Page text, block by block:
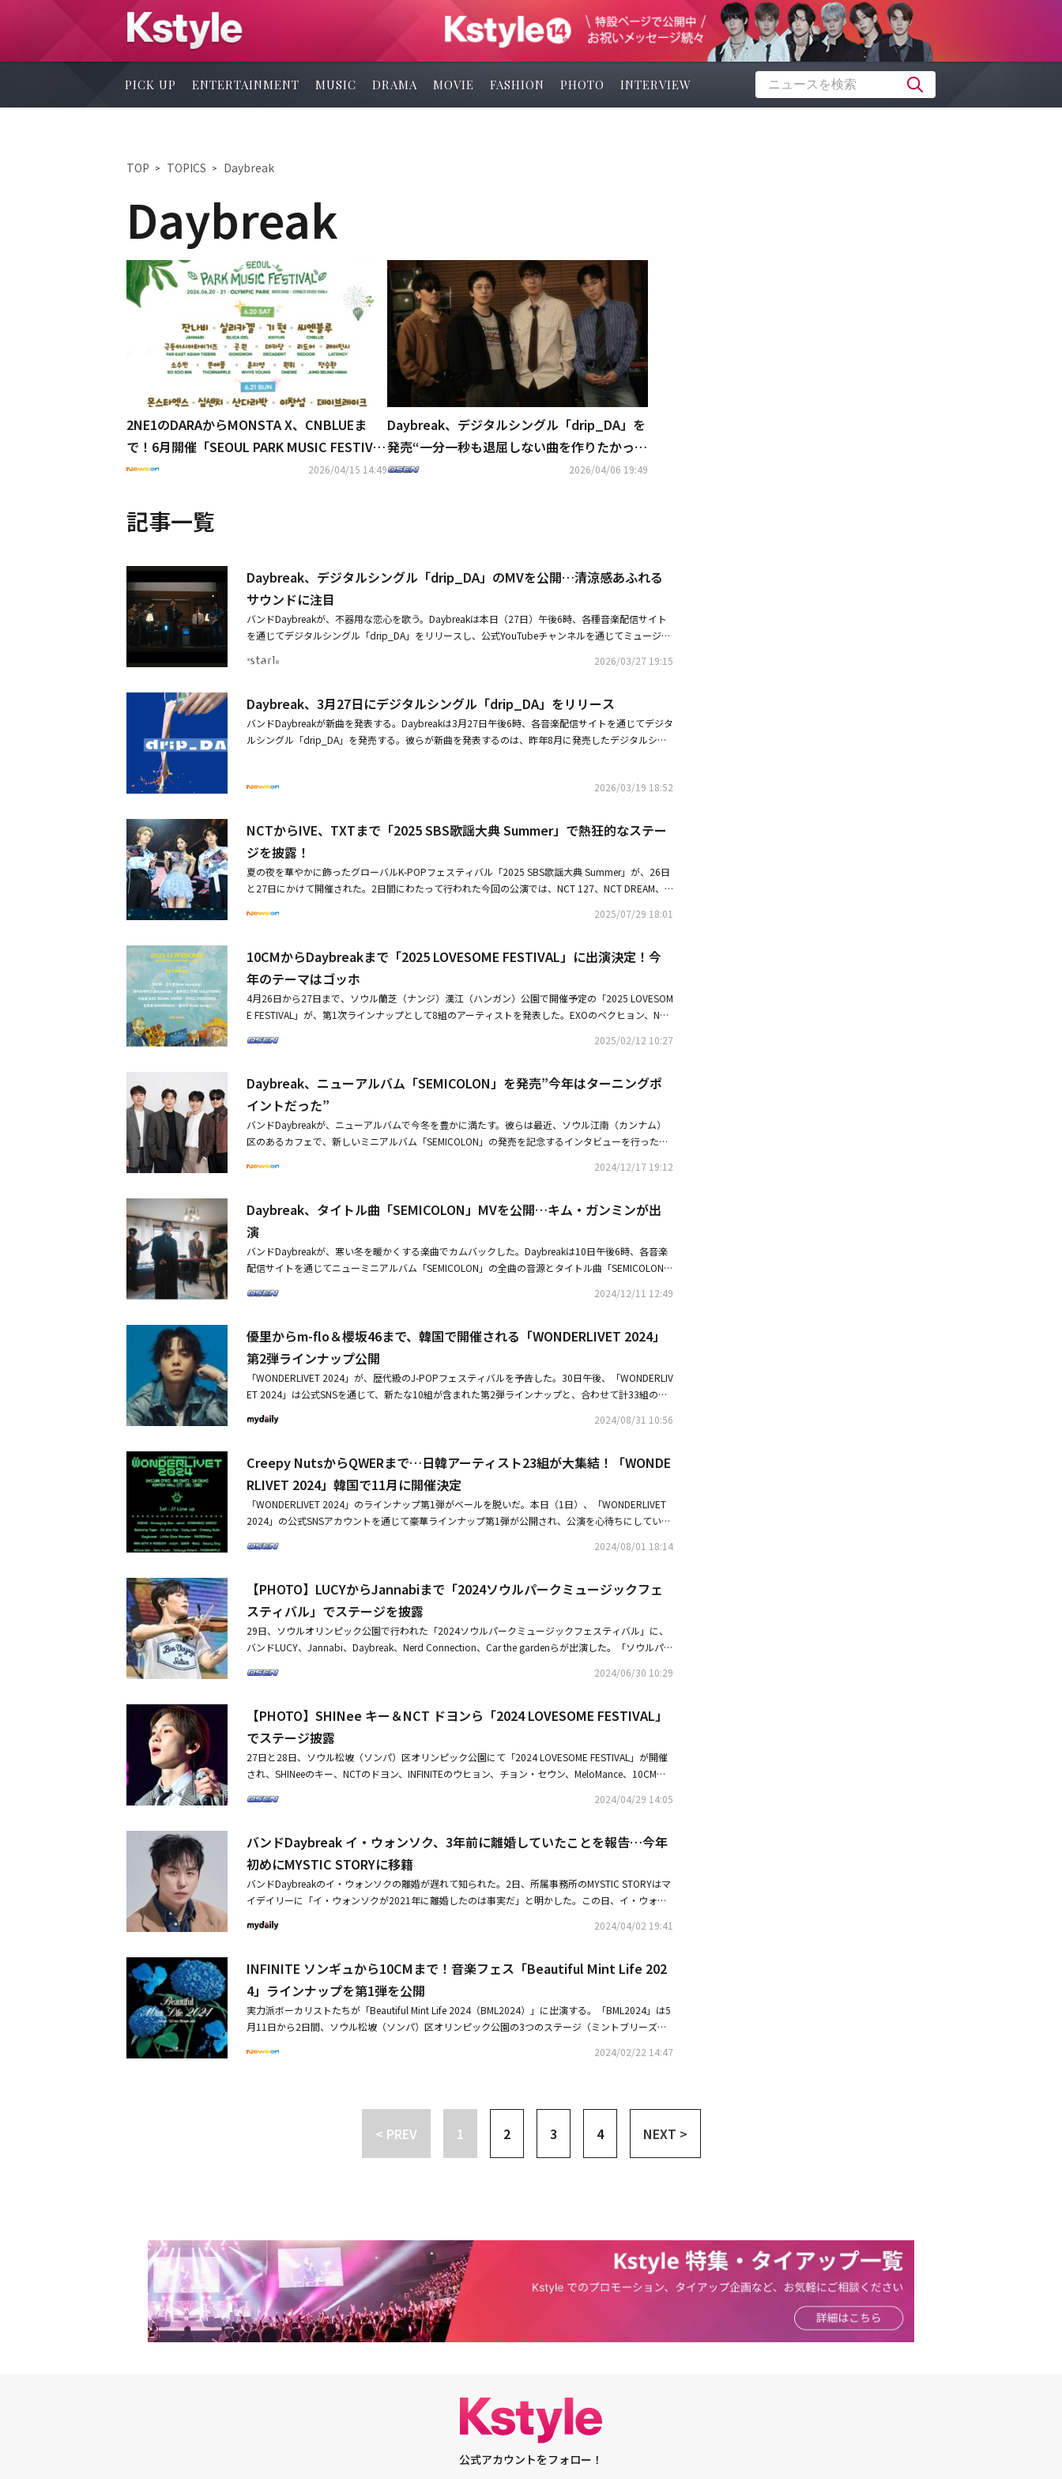
PICK UP ENTERTAINMENT MUSIC DRAMA MOVIE FASHION PHOTO INTERVIEW
TOP TOPICS Daybreak
Daybreak
2NE1のDARAからMONSTA X、CNBLUEま
で！6月開催「SEOUL PARK MUSIC FESTIVA
L」豪華ラインナップ公開
2026/04/15 14:49
Daybreak、デジタルシングル「drip_DA」を
発売“一分一秒も退屈しない曲を作りたかっ
た”
2026/04/06 19:49
記事一覧
Daybreak、デジタルシングル「drip_DA」のMVを公開…清涼感あふれる
サウンドに注目
バンドDaybreakが、不器用な恋心を歌う。Daybreakは本日（27日）午後6時、各種音楽配信サイト
を通じてデジタルシングル「drip_DA」をリリースし、公式YouTubeチャンネルを通じてミュージッ
たタイトルで、ミームとしてよく使われる「ドゥリプ（冗談）」のニュアンスも含んでいる。好きな
まう語り手の姿を、ウィットに富んだ表現で描いているのが特徴だ。特に今回の新曲は、ボーカルの
イ・ウォンソクが作詞、作曲を手がけ、Daybreakならではの音楽的カラーを鮮明に打ち出した一曲
となっている。トロピカルハウス特有の爽やかなリズム感と、ファンキーなロックエネルギーが調和
による躍動感あふれる演奏が調和し、新曲「drip_DA」の魅力をいっそう引き立てている。Daybrea
2026/03/27 19:15
Daybreak、3月27日にデジタルシングル「drip_DA」をリリース
バンドDaybreakが新曲を発表する。Daybreakは3月27日午後6時、各音楽配信サイトを通じてデジタ
ルシングル「drip_DA」を発売する。彼らが新曲を発表するのは、昨年8月に発売したデジタルシン
ーン映像には、レトロな雰囲気のTV画面の上にリズミカルなベース演奏が流れ、Daybreakならでは
への期待を高めた。様々な色の液体がカップから注がれる様子を収めたアートワークも注目を集めて
いる中、ベーシストのキム・ソニルが直接作業に参加し、ユニークなデザインを誕生させて感嘆を誘
った。Daybreakは今回のシングルを通じて、一層進化したバンドサウンドを聴かせることを予告
し、期待を高めている。シングル発売を予告したDaybreakは20日、ソウル龍山（ヨンサン）区の現
代カード・アンダーステージで小劇場ライブ「ONE NIGHT LIVE：ONL Vol.1」を開催する。これは平
ング形式で構成され、観客とより近くで交流する予定だ。 Digital Single &#39;drip_DA&#39;COMIN
aybreak) (@Band_Daybreak) March 18, 2026
2026/03/19 18:52
NCTからIVE、TXTまで「2025 SBS歌謡大典 Summer」で熱狂的なステー
ジを披露！
夏の夜を華やかに飾ったグローバルK-POPフェスティバル「2025 SBS歌謡大典 Summer」が、26日
と27日にかけて開催された。2日間にわたって行われた今回の公演では、NCT 127、NCT DREAM、i-
YMONSTER、MEOVV、izna、Hearts2Hearts、KiiiKiii、ALLDAY PROJECT、ポール・キムとJannabi
「Genie」のカバーステージで幕を開けた。ALLDAY PROJECTは「FAMOUS」を披露し、圧倒的なス
テージ支配力を見せた。NCT WISHは「Listen to my word」「poppop」など爽やかなパフォーマン
スで涼しい夏の夜を完成させ、Jannabiは「FLASH」で独特の叙情的なメロディーとステージを披露
し、観客に深い余韻を残した。続いて、IVEが「REBEL HEART」でエネルギーあふれるステージを披
露し、サプライズで新曲のサプライズスポイラー（ネタバレ）を公開し、ファンの熱い歓声を引き出
した。NCT 127は「Gas」「2 Baddies」などパワフルなパフォーマンスで華やかなフィナーレを飾
ェイクが「WaterMelOn Sugar」、TOMORROW X TOGETHERのボムギュが「Panic」、i-dleのウギが
「Don't Start Now」でそれぞれ個性あふれる魅惑的なステージを披露し、観客に新しい楽しさを届
けた。続いて、BABYMONSTERは「HOT SAUCE」で強烈な存在感を示し、TOMORROW X TOGETHE
Rは「Beautiful Strangers」で夢幻的な雰囲気を醸し出した。NCTのマークは「1999」のステージで
ンスを披露し、観客の爆発的な反応を引き出した。最後にステージに上がったNCT DREAMは「BTT
SBS歌謡大典 Summer」は、K-POPを超え、あらゆる音楽ジャンルを網羅するフェスティバル型ステ
ージ「UNIPOP」まで同時に開催され、豊かな公演と体験コンテンツで好評を得た。本公演とは別に
行われたフェスティバル型ステージ「UNIPOP」では、バンドTOUCHEDが未公開曲「Ruby」を特別
に公開して注目を集めた。Nerd Connectionは「Good Night Good Dream」「Just 4 Shots」で雰囲
気を盛り上げた。Daybreakは「Love Actually」「Good」のステージで観客から大反響を得て、CHE
RRYFILTERは「sweet little kitty」に加え、INFINITEのウヒョン、Dragon Pony、YdBBがコラボした
「Flying Duck」のスペシャルステージでフェスティバルをさらに意味深いものにした。また、OST S
ョジョン、ポールブランコ（Paul Blanco）は、SBSを代表するドラマの名曲を再解釈した感性あふ
れるステージを披露し、観客を魅了した。熱い雰囲気の中で成功裏に幕を閉じた「2025 SBS歌謡大
典 Summer」は、8月9日夜11時10分よりSBSで放送される予定だ。
2025/07/29 18:01
10CMからDaybreakまで「2025 LOVESOME FESTIVAL」に出演決定！今
年のテーマはゴッホ
4月26日から27日まで、ソウル蘭芝（ナンジ）漢江（ハンガン）公園で開催予定の「2025 LOVESOM
E FESTIVAL」が、第1次ラインナップとして8組のアーティストを発表した。EXOのベクヒョン、NCT
アーティストにも出演のオファーをし、観客から好評を得てきた「LOVESOME FESTIVAL」は、今回
遠の青春を歌うシンガーソングライター10CMを筆頭に、温かい歌詞と響きのある歌声で大衆を魅了
し、JTBC「シングアゲイン3」で優勝を果たしたホン・イサク、デビューと同時に「第20回韓国大
衆音楽賞」で、今年の新人部門と最優秀モダンロック歌謡部門にノミネートされ話題を呼んだHANR
OROと、力強い声で今日を歌う歌手キム・スヨンが観客を迎える予定だ。また、27日には感性豊か
なシンガーソングライター中心の初日のラインナップとスマートな対比を見せるバンド中心のライン
ナップが公開された。JTBC「シングアゲイン」の初代優勝者で、昨年10月にアルバム「逆性」でリ
クを超えて、エレクトロニック、ポップなど多様なジャンルの融合でフューチャーポップを先導して
いるバンドTHE SOLUTIONSがフェスティバル最終日に、活気あふれる観客との出会いを予定してい
る。主催のINNEXTTRENDは「今年は両日のラインナップの雰囲気を対照的に企画することで、観客
に多様な音楽の楽しみを提供したい」とし、音楽の多様性に加えて「今年の図書」であり、今回の行
ことで、楽しさと感動を同時に感じられる完璧なフェスティバルを企画していると明かした。「LOV
ンセプトで、2019年から毎年春に開催されている。今年は韓国人が最も愛する画家ヴァン・ゴッホ
の人生を描いた「ヴァン・ゴッホ、永遠の手紙」が、「今年の図書」に選定され、一つのテーマとな
っている。「2025 LOVESOME FESTIVAL」の公式チケットは2月17日からチケットサイトYES24とIN
TERPARK、NAVER予約を通じて購入可能で、主要日程をはじめとする様々な情報は公式SNSで確認
することができる。
2025/02/12 10:27
Daybreak、ニューアルバム「SEMICOLON」を発売”今年はターニングポ
イントだった”
バンドDaybreakが、ニューアルバムで今冬を豊かに満たす。彼らは最近、ソウル江南（カンナム）
区のあるカフェで、新しいミニアルバム「SEMICOLON」の発売を記念するインタビューを行った。
込まれた。同名のトラック「SEMICOLON」と「Old＆Wise」がダブルタイトルに選ばれ、「Rhyth
クしていますし、緊張もしています。新曲の発売は本当に久しぶりです。楽しく聴いて頂きたいで
す」とカムバックの感想を語った。今回のアルバムにはイ・ウォンソクが全曲の作詞に、メンバー全
員が曲の制作に参加し、彼らならではの率直な音楽をが完成した。新曲についてイ・ウォンソクは
「久しぶりに発売するアルバムであるだけに、EPアルバムですが、フルアルバムに劣らず僕たちが
伝えたい話をぎっしりと盛り込みました。Daybreakの昨日と今日、明日をすべて味わえる歌です。
『SEMICOLON』というタイトルを提案された時、ピリオドやコンマなど様々な含みを持たせること
かもしれませんが、僕の感情は整理されていない時に訪れる後悔や未練を表現しました。『Old＆Wi
se』は、今僕たちが置かれている現実の中で、これからこのように生きたいという話を込めた楽曲で
す。10代の初々しく、熱かった瞬間を満喫している人々には共感できない話かもしれませんが、現
実に押されて多くのことが削られている人なら共感できる楽曲だと思います」と伝えた。続けて
した。『Rhythm,この夜は』は、Daybreakの現在の姿を込めた楽曲で、『Forever』はファンに伝え
たファンソングです」とつけ加えた。4曲のうち、なんと2曲をタイトル曲に選定した彼ら。タイト
ル曲に集中するより、グループが伝えたいメッセージを優先にして決めたことだという。イ・ウォン
ソクは「音楽作業の終盤にダブルタイトルに決まりました。作業を始めた時にデモが完成して、絶対
に『SEMICOLON』がタイトル曲だと思いましたが、歌詞がついてレコーディングが終盤に差し掛か
った時、『Old＆Wise』も多くの方に共感して頂ける話だと思いました。そのためダブルタイトルに
しました」と答えた。「SEMICOLON」はポップロックジャンルのタイトル曲で、Daybreakの代表曲
とはコントラストをなすユニークな雰囲気の楽曲だ。アルバムに盛り込まれた彼らの過去、現在、未
で多くの方がDaybreakの楽曲と言えば、明るく軽快でポジティブな楽曲を思い浮かべるじゃないで
すか。そうでない曲もこなせるという表現の拡張性から、現在と未来だと思います」と伝えた。メン
バーたちが「SEMICOLON」に対してタイトル曲だと確信した理由は何だったのだろうか。キム・ジ
ャンウォンは「色々な楽曲がタイトル曲の候補になりましたが、『SEMICOLON』が圧倒的な支持を
受けました。メンバーたちが皆、この機会にマイナーな楽曲を試みたいと考えました」と答えた。キ
ム・ソニルも「季節感も重要でした。悲しい楽曲なのですが、平凡なバラード曲のリズムを持ってい
「Bumper Car」の次の話で、再びn番目の青春を歌う。曲の雰囲気は異なるが、2曲の中で「傷だら
け」という話者が繋がる。イ・ウォンソクは「僕たちが生きていく中で嬉しいことも多いのですが、
傷はなかなか消えません。そのような状況で前に進むことが重要だというメッセージを盛り込んだの
が『Bumper Car』です。そのように進んでいるうちに、ずっと僕の姿が消されたり、諦めなければ
られているのか混乱する瞬間が来ました。結局『一番守らなければならないことは何か？』について
ほど後には『Old＆Wise』の次の話ができると思います」と語った。この時期に「Bumper Car」の
後ろを一度振り返ってみたら『こうだったんだ』『今僕たちはこうやって生きているんだ』という風
に見ることができました。今年がDaybreakのターニングポイントになる時期でした。そのため、今
話せる内容だと思いました」と答えた。彼らは今回のアルバムをきっかけに、より多くの新曲でファ
ンに会いたいと希望を語った。イ・ウォンソクは「新曲をたくさん発売したいです。これまで積んで
ってくる時もありますが、来年は疲れず、頻繁にご挨拶したいと思います」と強調した。
2024/12/17 19:12
Daybreak、タイトル曲「SEMICOLON」MVを公開…キム・ガンミンが出
演
バンドDaybreakが、寒い冬を暖かくする楽曲でカムバックした。Daybreakは10日午後6時、各音楽
配信サイトを通じてニューミニアルバム「SEMICOLON」の全曲の音源とタイトル曲「SEMICOLON」
ーボードのキム・ジャンウォン、ギターのチョン・ユジョンの4人で構成されたバンドで、2007年の
発表して愛されている。久しぶりにニューアルバムで帰ってきたDaybreakは、韓国の歌謡界を席巻
しているバンドブームに乗って、リスナーたちを魅了する予定だ。Daybreakの今回のニューアルバ
ム「SEMICOLON」は、17年間のピリオドとコンマを込めたアルバムで、それぞれのフォントで書か
れた文章のように、様々な方法で吐き出すように表現したDaybreakの記号が多くのリスナーに届
き、深く浸透してほしいという意味を込めた。ダブルタイトル曲である「SEMICOLON」と「Old ＆
Wise」をはじめ、「Rhythm,この夜は」「Forever」まで全4曲が収録されており、イ・ウォンソクが
構成されたポップロックジャンルだ。淡々と続くボーカルと切ないストリングス、リズミカルで密度
の高い鍵盤とベースラインが様々な感情の波を描いている。「終わったわけでも 休むわけでも 何で
もない関係 / 僕はまた馬鹿みたいに みすぼらしくそこにいるみたい / あまりにも簡単に吐いてしま
った終わりという言葉 / 僕にはあまりにも早く付け加えられた悲劇になってしまった結末」など、ピ
現した。同時に公開されたミュージックビデオには、同じ所属事務所の俳優キム・ガンミンが出演
ディーと歌詞の曲で愛されてきたDaybreakは、今回のニューアルバムを通じて今までに見たことの
ない異色の魅力をアピールする予定だ。
2024/12/11 12:49
優里からm-flo＆櫻坂46まで、韓国で開催される「WONDERLIVET 2024」
第2弾ラインナップ公開
「WONDERLIVET 2024」が、歴代級のJ-POPフェスティバルを予告した。30日午後、「WONDERLIV
ET 2024」は公式SNSを通じて、新たな10組が含まれた第2弾ラインナップと、合わせて計33組の出
シンガーソングライター優里を筆頭に、3人組ロックバンドsumika、オルタナティブヒップホップグ
4月に弘大（ホンデ）の路上ライブで話題を集めた冨岡愛の計7組が名を連ねた。それだけでなく、
新譜発売やワールドツアー開催など大活躍中のバンドLUCY、MBC「覆面歌王」で9連勝を果たした
ユンミンがボーカルとして活動しているバンドTOUCHED、Z世代を代表するミュージシャン、ハ
ン・ロロなど、韓国を代表するトップアーティスト3組も出演を確定し、注目を集めた。フェスティ
バルの幕を開ける11月8日のラインナップにはハン・ロロ、iri、Leina、Saucy Dog、sumika、THOR
NAPPLE、TOUCHED、UNISON SQUARE GARDENが出演する。2日目の11月9日には、AKB48、新し
の11月10日には、優里、yama、キタニタツヤ、櫻坂46、QWER、Daybreak、LUCY、冨岡愛、asm
i、Cody・Lee（李）、MAISONdes、れをる、Tani Yuukiなど、豪華アーティストがフェスティバルの
フィナーレを飾る。「WONDERLIVET 2024」は、10月初めに最終ラインナップの公開も予告してお
り、チケット争奪戦はさらに熱くなる見通しだ。同イベントは11月8日から10日までの3日間、京畿
らQWERまで日韓アーティスト23組が大集結！「WONDERLIVET 2024」韓国で11月に開催決定
2024/08/31 10:56
Creepy NutsからQWERまで…日韓アーティスト23組が大集結！「WONDE
RLIVET 2024」韓国で11月に開催決定
「WONDERLIVET 2024」のラインナップ第1弾がベールを脱いだ。本日（1日）、「WONDERLIVET
2024」の公式SNSアカウントを通じて豪華ラインナップ第1弾が公開され、公演を心待ちにしている
ン）市のKINTEX7、8、9Bホールで開かれる「WONDERLIVET 2024」は、J-POP ＆ Iconic Artistをベ
会社WANDERLOCKが共同で主催する。出演者第1弾として発表されたのは、日本の大注目のシンガ
ーソングライターmiletを筆頭に、トレンディなボーカリストyama、AKB48、asmi、新しい学校のリ
ーダーズ、Cö shu Nie、Cody・Lee(李)、Creepy Nuts、Little Glee Monster、MAISONdes、MAN WITH
A MISSION、れをる、Saucy Dog、Tani Yuuki、キタニタツヤ、UNISON SQUARE GARDEN、水曜日の
カンパネラ、韓国国内外でJ-POPブームを牽引している日本のミュージシャン17組が、「WONDERL
IVET 2024」のステージに立つ。それだけでなく、韓国のインディーズシーンで人気を博しているSili
る。ラインナップ第1弾の公開と共に、「WONDERLIVET 2024」に対するグローバル音楽ファンの関
心もヒートアップしている中、先月30日にラインナップが公開されていない状態で始まったブライ
ンドチケットが約5分で高速完売を記録し、本公演に対する爆発的な関心を証明した。「WONDERLI
VET 2024」の一般販売は8日の午後12時より、TICKET LINKとMelOn Ticketを通じてオープンする。
れる予定だ。・AKB48、日本で初開催の「ENA K POP UP CHART SHOW」に出演！昼公演の追加も
2024/08/01 18:14
【PHOTO】LUCYからJannabiまで「2024ソウルパークミュージックフェ
スティバル」でステージを披露
29日、ソウルオリンピック公園で行われた「2024ソウルパークミュージックフェスティバル」に、
バンドLUCY、Jannabi、Daybreak、Nerd Connection、Car the gardenらが出演した。「ソウルパー
恋人、家族、友人と一緒に癒やされながら楽しめるフェスティバル。様々なジャンルの豊富なライン
る。・LUCY、1st LP「Chapter Of Youth」を本日リリース！感性溢れる代表曲を収録・LUCY、初の
来日公演が成功裏に終了「想像していた通りの表情が見れて本当に幸せだった」
2024/06/30 10:29
【PHOTO】SHINee キー＆NCT ドヨンら「2024 LOVESOME FESTIVAL」
でステージ披露
27日と28日、ソウル松坡（ソンパ）区オリンピック公園にて「2024 LOVESOME FESTIVAL」が開催
され、SHINeeのキー、NCTのドヨン、INFINITEのウヒョン、チョン・セウン、MeloMance、10CM、
Nらがステージを披露した。・SHINee キー、東京＆兵庫でソロ公演を開催！約6年ぶりの日本オリジ
から実現できた
2024/04/29 14:05
バンドDaybreak イ・ウォンソク、3年前に離婚していたことを報告…今年
初めにMYSTIC STORYに移籍
バンドDaybreakのイ・ウォンソクの離婚が遅れて知られた。2日、所属事務所のMYSTIC STORYはマ
イデイリーに「イ・ウォンソクが2021年に離婚したのは事実だ」と明かした。この日、イ・ウォン
度と会えない別れ、そしてそれぞれの人生を選んだ別れ」と投稿した。続いて「埋められない喪失感
まで、慣れていくまで、思ったより多くの時間が必要だった。辛い記憶となるべく距離を置いて生き
ていく中で、もう大丈夫だろうと思って心の傷にそっと触れてみたら、どうしようもなく崩れてしま
い、ありきたりのバラード曲さえ聴くことができなかった。感情の揺れが怖かった」とし、これまで
の心境を告白した。彼は「僕の多くの部分が痛み、崩れ、散らばっていく中で、別れを受け入れるこ
とができるようになった。そのようにして自然に3年が経った」とし「今はすっかり良くなった。傷
に触れても痛くない」とし「毎日、今日との別れを経験しているから、後悔なしに生きていきたいと
y」をリリース・LUCY＆Daybreak、初のコラボ曲「The Answer」MV公開2組の美しい歌声に注目
何をしても埋められない喪失感は、挫折して克服する方法では乗り越えることができなかった。忘れ
られるまで、鈍感になるまで、慣れていくまで、思ったより多くの時間が必要だった。辛い記憶とな
るべく距離を置いて生きていく中で、もう大丈夫だろうと思って心の傷にそっと触れてみたら、どう
しようもなく崩れてしまって、ありきたりのバラード曲さえ聴くことができなかった。感情の揺れが
怖かった。僕の多くの部分が傷み、崩れ、散らばっていく中で、別れを受け入れることができるよう
になった。そのようにして自然に3年が経った。今はすっかり良くなって、傷に触れても痛くない。
しているから、後悔なしに生きていきたいと願っている。錆びついたBALGOON.comも再稼働だ！
2024/04/02 19:41
INFINITE ソンギュから10CMまで！音楽フェス「Beautiful Mint Life 202
4」ラインナップを第1弾を公開
実力派ボーカリストたちが「Beautiful Mint Life 2024（BML2024）」に出演する。「BML2024」は5
月11日から2日間、ソウル松坡（ソンパ）区オリンピック公園の3つのステージ（ミントブリーズス
れた第1弾アーティストのラインナップには「BML2024アーティスト推薦イベント」で上位を記録し
s」で「ポピュラーバンドアーティスト賞」を受賞し、第2の全盛期を迎えたDaybreak、KSPO DOME
えるSORAN、甘いメロディーで多様なプレイリストによく登場するGEORGE、圧倒的な実力とステ
ージマナーを誇るSURL、暗い世界で温かさを歌うバンドNerd Connection、叙情的な歌詞でリスナ
イ・ソラの「風が吹く」のリメイクシングルの発売などでソロ歌手として地位を固めたINFINITEのメ
インボーカルであるソンギュ、ユニークな歌声と甘いメロディーのキム・ピル、「BML2024」アー
ティスト推薦イベント1位、「BML2023」アワード「最高の公演」受賞など、BMLと縁が深い清涼バ
ンドLUCY、パワフルなエネルギーで現場を圧倒するパフォーマンスを誇るアーティストのイ・スン
ユン、レーベルwavyの代表でアーティストの中のアーティストであるColde、爽やかな歌唱力で多
数のファンを確保しているTOUCHED、11月に1stフルアルバム「Campo」の発売後、全国ツアーな
ど精力的に活動しているOWALLOILが出演する。ホン・イサクの出演は「シングアゲイン3」の優勝
ろん、豊かなコンテンツの企画と完璧な運営で観客が今年の春は『BML2024』と定義できるよう最
善を尽くす」と伝えた。追加ラインナップは3月13日に公開される予定で、チケットは2月26日からI
2024/02/22 14:47
< PREV 1 2 3 4 NEXT >
公式アカウントをフォロー！